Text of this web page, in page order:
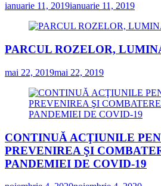
ianuarie 11, 2019ianuarie 11, 2019
PARCUL ROZELOR,
mai 22, 2019mai 22, 2019
CONTINUĂ ACŢIUNILE
PREVENIREA ŞI
PANDEMIEI DE COVID-19